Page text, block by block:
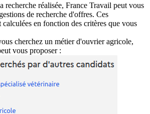
recherche réalisée, France Travail peut vous
de recherche d'offres. Ces
calculées en fonction des critères que vous
cherchez un métier d'ouvrier agricole,
vous proposer :